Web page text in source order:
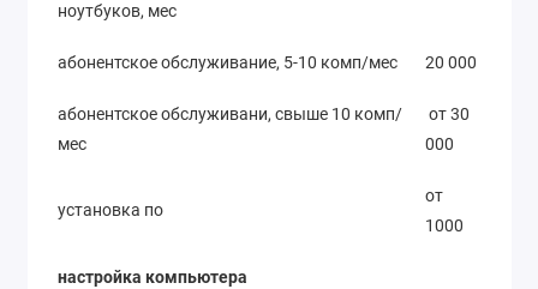
ноутбуков, мес
абонентское обслуживание, 5-10 комп/мес 20 000
абонентское обслуживани, свыше 10 комп/
мес
от 30
000
установка по
от
1000
настройка компьютера